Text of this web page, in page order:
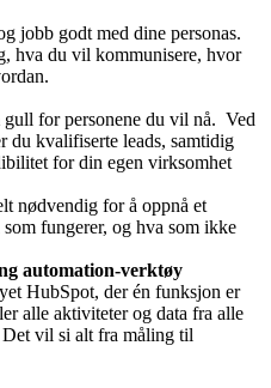
jobb godt med dine personas.
hva du vil kommunisere, hvor
for personene du vil nå. Ved
du kvalifiserte leads, samtidig
for din egen virksomhet
nødvendig for å oppnå et
fungerer, og hva som ikke
automation-verktøy
HubSpot, der én funksjon er
alle aktiviteter og data fra alle
Det vil si alt fra måling til